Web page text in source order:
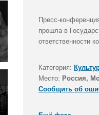
Пресс-
прошла в
ответственности
Категория:
Место: Россия,
Сообщить об